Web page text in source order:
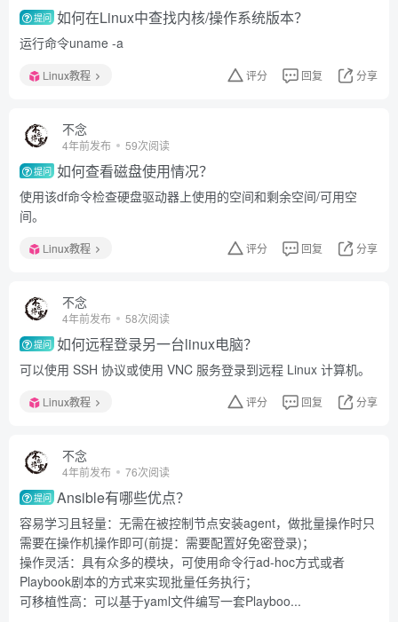
提问 如何在Linux中查找内核/操作系统版本？
运行命令uname -a
Linux教程 评分 回复 分享
不念
4年前发布 59次阅读
提问 如何查看磁盘使用情况？
使用该df命令检查硬盘驱动器上使用的空间和剩余空间/可用空
间。
Linux教程 评分 回复 分享
不念
4年前发布 58次阅读
提问 如何远程登录另一台linux电脑？
可以使用 SSH 协议或使用 VNC 服务登录到远程 Linux 计算机。
Linux教程 评分 回复 分享
不念
4年前发布 76次阅读
提问 Ansible有哪些优点？
容易学习且轻量：无需在被控制节点安装agent，做批量操作时只
需要在操作机操作即可(前提：需要配置好免密登录)；
操作灵活：具有众多的模块，可使用命令行ad-hoc方式或者
Playbook剧本的方式来实现批量任务执行；
可移植性高：可以基于yaml文件编写一套Playboo...